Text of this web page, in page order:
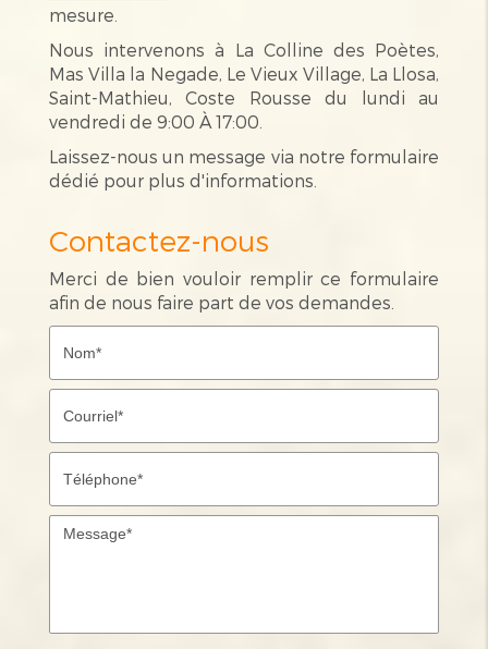
mesure.
Nous intervenons à La Colline des Poètes,
Mas Villa la Negade, Le Vieux Village, La Llosa,
Saint-Mathieu, Coste Rousse du lundi au
vendredi de 9:00 À 17:00.
Laissez-nous un message via notre formulaire
dédié pour plus d'informations.
Contactez-nous
Merci de bien vouloir remplir ce formulaire
afin de nous faire part de vos demandes.